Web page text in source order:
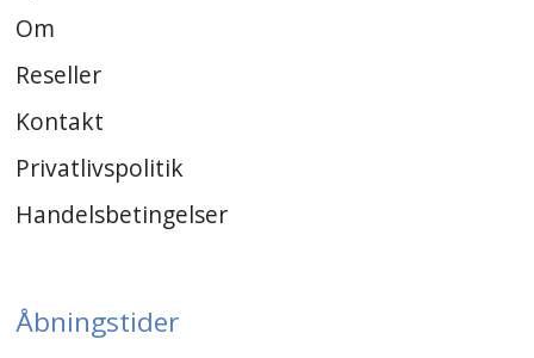
Om
Reseller
Kontakt
Privatlivspolitik
Handelsbetingelser
Åbningstider